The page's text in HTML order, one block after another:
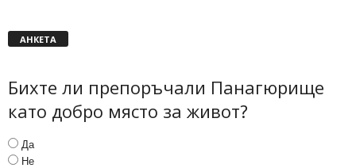
АНКЕТА
Бихте ли препоръчали Панагюрище
като добро място за живот?
Да
Не